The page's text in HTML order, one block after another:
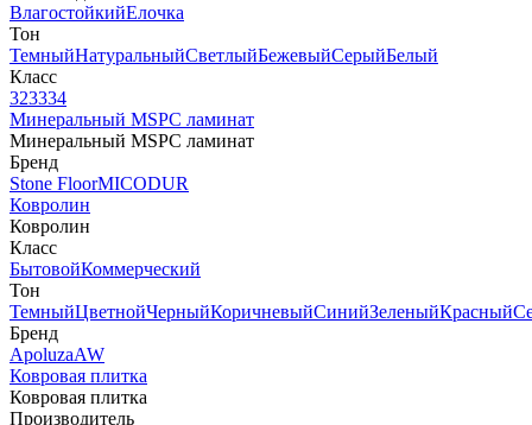
ВлагостойкийЕлочка
Тон
ТемныйНатуральныйСветлыйБежевыйСерыйБелый
Класс
323334
Минеральный MSPC ламинат
Минеральный MSPC ламинат
Бренд
Stone FloorMICODUR
Ковролин
Ковролин
Класс
БытовойКоммерческий
Тон
ТемныйЦветнойЧерныйКоричневыйСинийЗеленыйКрасный
Бренд
ApoluzaAW
Ковровая плитка
Ковровая плитка
Производитель